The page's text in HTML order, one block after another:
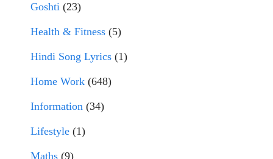
Goshti (23)
Health & Fitness (5)
Hindi Song Lyrics (1)
Home Work (648)
Information (34)
Lifestyle (1)
Maths (9)